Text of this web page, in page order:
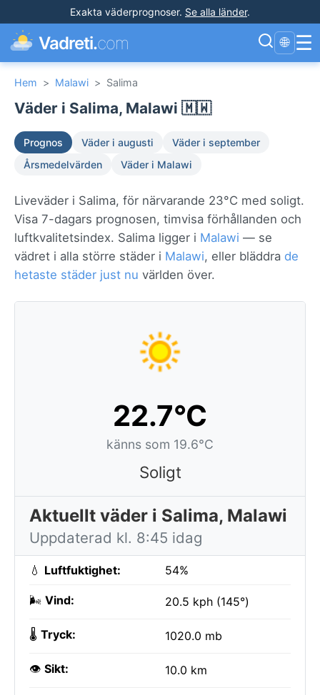
Exakta väderprognoser. Se alla länder.
Vadreti.com 🌐 ☰
Hem > Malawi > Salima
Väder i Salima, Malawi 🇲🇼
Prognos Väder i augusti
Väder i september
Årsmedelvärden
Väder i Malawi
Liveväder i Salima, för närvarande 23°C med soligt.
Visa 7-dagars prognosen, timvisa förhållanden och
luftkvalitetsindex. Salima ligger i Malawi — se
vädret i alla större städer i Malawi, eller bläddra de
hetaste städer just nu världen över.
22.7°C
känns som 19.6°C
Soligt
Aktuellt väder i Salima, Malawi
Uppdaterad kl. 8:45 idag
💧 Luftfuktighet: 54%
🌬️ Vind: 20.5 kph (145°)
🌡️ Tryck: 1020.0 mb
👁️ Sikt: 10.0 km